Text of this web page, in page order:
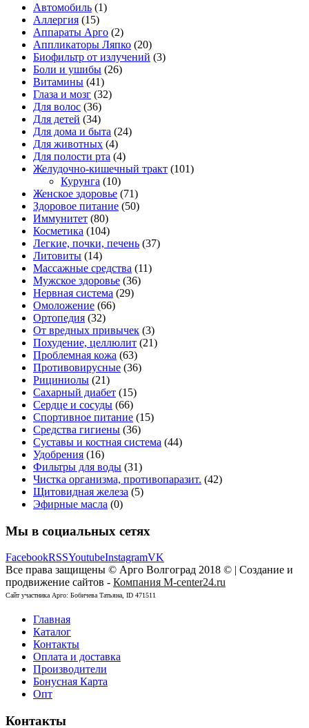
Автомобиль (1)
Аллергия (15)
Аппараты Арго (2)
Аппликаторы Ляпко (20)
Биофильтр от излучений (3)
Боли и ушибы (26)
Витамины (41)
Глаза и мозг (32)
Для волос (36)
Для детей (34)
Для дома и быта (24)
Для животных (4)
Для полости рта (4)
Желудочно-кишечный тракт (101)
Курунга (10)
Женское здоровье (71)
Здоровое питание (50)
Иммунитет (80)
Косметика (104)
Легкие, почки, печень (37)
Литовиты (14)
Массажные средства (11)
Мужское здоровье (36)
Нервная система (29)
Омоложение (66)
Ортопедия (32)
От вредных привычек (3)
Похудение, целлюлит (21)
Проблемная кожа (63)
Противовирусные (36)
Рициниолы (21)
Сахарный диабет (15)
Сердце и сосуды (66)
Спортивное питание (15)
Средства гигиены (36)
Суставы и костная система (44)
Удобрения (16)
Фильтры для воды (31)
Чистка организма, противопаразит. (42)
Щитовидная железа (5)
Эфирные масла (0)
Мы в социальных сетях
FacebookRSSYoutubeInstagramVK
Все права защищены © Арго Волгоград 2018 © | Создание и
продвижение сайтов - Компания M-center24.ru
Сайт участника Арго: Бобичева Татьяна, ID 471511
Главная
Каталог
Контакты
Оплата и доставка
Производители
Бонусная Карта
Опт
Контакты